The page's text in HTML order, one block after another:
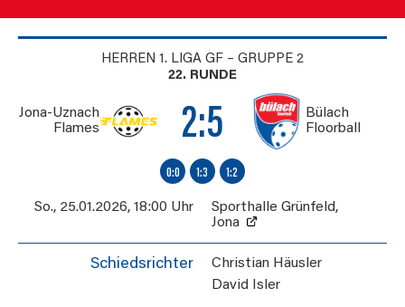
HERREN 1. LIGA GF – GRUPPE 2
22. RUNDE
Jona-Uznach
Flames
2:5
Bülach
Floorball
0:0 1:3 1:2
So., 25.01.2026, 18:00 Uhr Sporthalle Grünfeld,
Jona
Schiedsrichter
Christian Häusler
David Isler